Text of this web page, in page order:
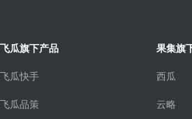
飞瓜旗下产品
飞瓜快手
飞瓜品策
果集旗
西瓜
云略